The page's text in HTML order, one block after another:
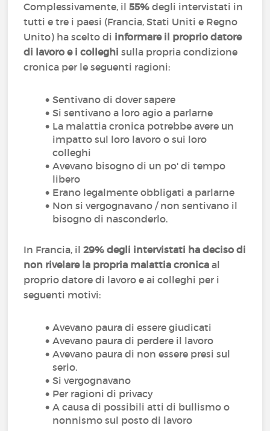
Complessivamente, il55% degli intervistati in
tutti e tre i paesi (Francia, Stati Uniti e Regno
Unito) ha scelto di informare il proprio datore
di lavoro e i colleghi sulla propria condizione
cronica per le seguenti ragioni:
Sentivano di dover sapere
Si sentivano a loro agio a parlarne
La malattia cronica potrebbe avere un
impatto sul loro lavoro o sui loro
colleghi
Avevano bisogno di un po' di tempo
libero
Erano legalmente obbligati a parlarne
Non si vergognavano / non sentivano il
bisogno di nasconderlo.
In Francia, il29% degli intervistati ha deciso di
non rivelare la propria malattia cronica al
proprio datore di lavoro e ai colleghi per i
seguenti motivi:
Avevano paura di essere giudicati
Avevano paura di perdere il lavoro
Avevano paura di non essere presi sul
serio.
Si vergognavano
Per ragioni di privacy
A causa di possibili atti di bullismo o
nonnismo sul posto di lavoro